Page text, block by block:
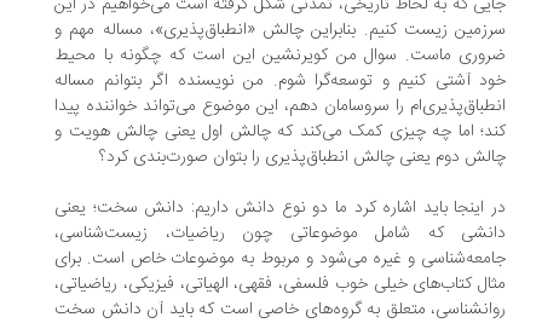
زیست کنیم. بنابراین چالش «انطباق‌پذیری»، مساله مهم و
ماست. سوال من کویرنشین این است که چگونه با محیط
آشتی کنیم و توسعه‌گرا شوم. من نویسنده اگر بتوانم مساله
را سروسامان دهم، این موضوع می‌تواند خواننده پیدا
اما چه چیزی کمک می‌کند که چالش اول یعنی چالش هویت و
دوم یعنی چالش انطباق‌پذیری را بتوان صورت‌بندی کرد؟
اینجا باید اشاره کرد ما دو نوع دانش داریم: دانش سخت؛ یعنی
که شامل موضوعاتی چون ریاضیات، زیست‌شناسی،
و غیره می‌شود و مربوط به موضوعات خاص است. برای
کتاب‌های خیلی خوب فلسفی، فقهی، الهیاتی، فیزیکی، ریاضیاتی،
متعلق به گروه‌های خاصی است که باید آن دانش سخت